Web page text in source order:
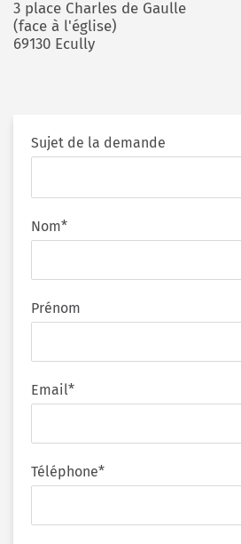
3 place Charles de Gaulle
(face à l'église)
69130 Ecully
Sujet de la demande
Nom*
Prénom
Email*
Téléphone*